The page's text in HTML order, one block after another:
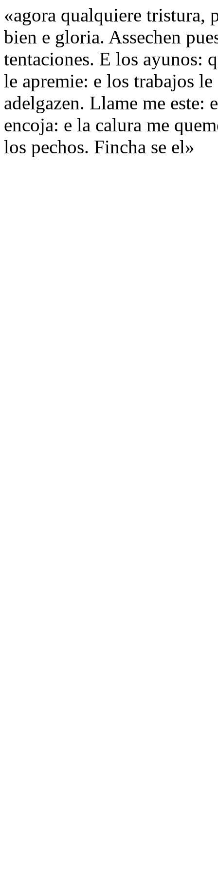
«agora qualquiere tristura,
bien e gloria. Assechen
tentaciones. E los ayunos:
le apremie: e los trabajos
adelgazen. Llame me este:
encoja: e la calura me
los pechos. Fincha se el»